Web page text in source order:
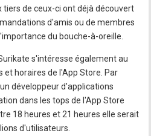
de ceux-ci ont déjà découvert
d'amis ou de membres
du bouche-à-oreille.
s'intéresse également au
horaires de l'App Store. Par
développeur d'applications
dans les tops de l'App Store
18 heures et 21 heures elle serait
d'utilisateurs.